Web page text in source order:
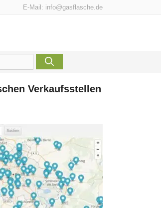
E-Mail: info@gasflasche.de
Verkaufsstellen